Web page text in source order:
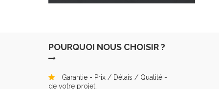
depannage, le remplacement.
POURQUOI NOUS CHOISIR ?
Garantie - Prix / Délais / Qualité -
de votre projet.